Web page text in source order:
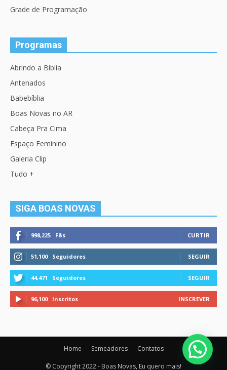
Grade de Programação
Programas
Abrindo a Bíblia
Antenados
Babebíblia
Boas Novas no AR
Cabeça Pra Cima
Espaço Feminino
Galeria Clip
Tudo +
SIGA BOAS NOVAS
998,225 Fãs CURTIR
51,100 Seguidores SEGUIR
44,471 Seguidores SEGUIR
96,100 Inscritos INSCREVER
Home Semeadores Contatos
© Copyright 2022 - Boas Novas, Eu quero mais!